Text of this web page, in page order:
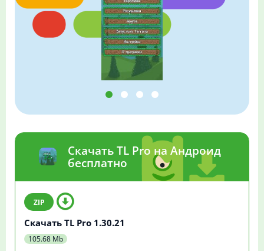
Скачать TL Pro на Андроид
бесплатно
Скачать TL Pro 1.30.21
105.68 Mb